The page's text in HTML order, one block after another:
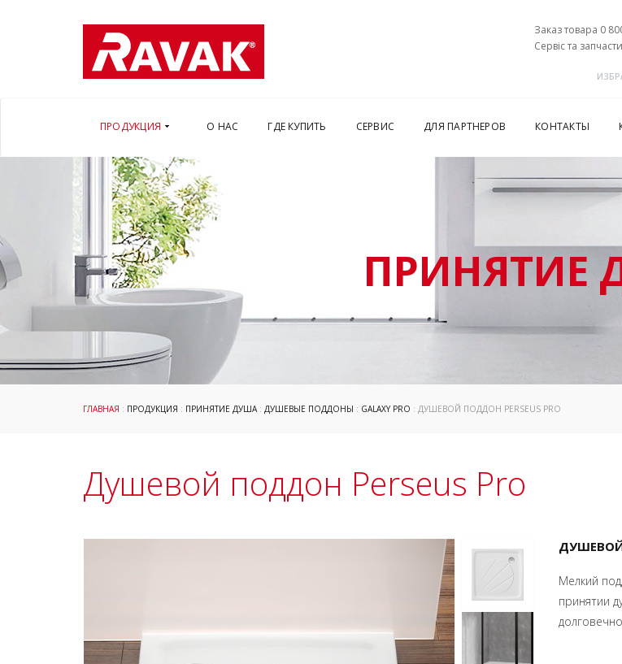
Заказ товара 0
Сервіс та
ПРОДУКЦИЯ О НАС ГДЕ КУПИТЬ СЕРВИС ДЛЯ ПАРТНЕРОВ КОНТАКТЫ
ПРИНЯТИЕ
ГЛАВНАЯ : ПРОДУКЦИЯ : ПРИНЯТИЕ ДУША: ДУШЕВЫЕ ПОДДОНЫ : GALAXY PRO : ДУШЕВОЙ ПОДДОН PERSEUS PRO
Душевой поддон Perseus Pro
Мелкий
принятии